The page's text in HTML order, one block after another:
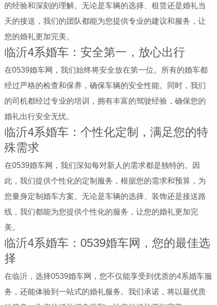
的经验和深刻的理解。无论是车辆的选择、租赁还是婚礼当
天的接送，我们的团队都能为您提供专业的建议和服务，让
您的婚礼更加完美。
临沂4系婚车：安全第一，放心出行
在0539婚车网，我们始终将安全放在第一位。所有的婚车都
经过严格的检查和保养，确保车辆的安全性能。同时，我们
的司机都经过专业的培训，拥有丰富的驾驶经验，确保您的
婚礼出行安全无忧。
临沂4系婚车：个性化定制，满足您的特
殊需求
在0539婚车网，我们深知每对新人的需求都是独特的。因
此，我们提供个性化的定制服务，根据您的需求和预算，为
您量身定制婚车方案。无论是车辆的选择、装饰还是接送路
线，我们都能为您提供个性化的服务，让您的婚礼更加完
美。
临沂4系婚车：0539婚车网，您的最佳选
择
在临沂，选择0539婚车网，您不仅能享受到优质的4系婚车服
务，还能体验到一站式的婚礼服务。我们承诺，将以最优质